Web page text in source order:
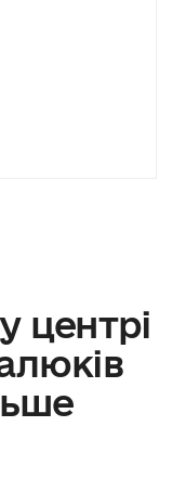
центрі